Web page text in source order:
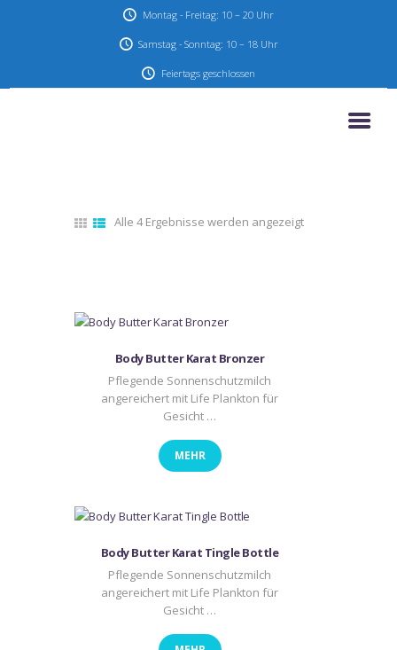
Montag - Freitag: 10 – 20 Uhr
Samstag - Sonntag: 10 – 18 Uhr
Feiertags geschlossen
SERVICE
DATENSCHUTZ
Alle 4 Ergebnisse werden angezeigt
Body Butter Karat Bronzer
Pflegende Sonnenschutzmilch
angereichert mit Life Plankton für
Gesicht …
MEHR
Body Butter Karat Tingle Bottle
Pflegende Sonnenschutzmilch
angereichert mit Life Plankton für
Gesicht …